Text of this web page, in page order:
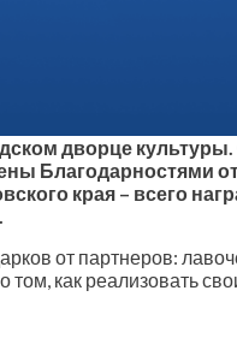
дворце
Благодарностями
края – всего
от партнеров:
как реализовать